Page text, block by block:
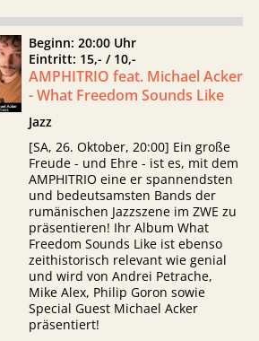
Beginn: 20:00 Uhr
Eintritt: 15,- / 10,-
AMPHITRIO feat. Michael Acker
- What Freedom Sounds Like
Jazz
[SA, 26. Oktober, 20:00] Ein große
Freude - und Ehre - ist es, mit dem
AMPHITRIO eine er spannendsten
und bedeutsamsten Bands der
rumänischen Jazzszene im ZWE zu
präsentieren! Ihr Album What
Freedom Sounds Like ist ebenso
zeithistorisch relevant wie genial
und wird von Andrei Petrache,
Mike Alex, Philip Goron sowie
Special Guest Michael Acker
präsentiert!